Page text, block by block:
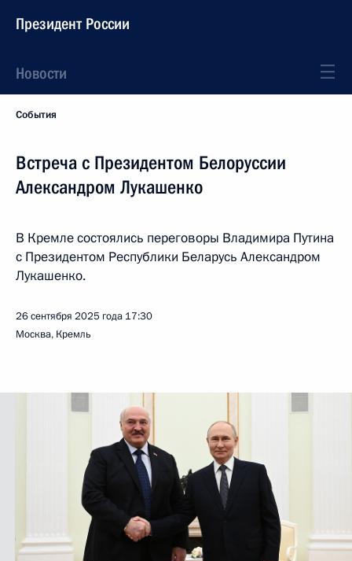
Президент России
Новости
События
Встреча с Президентом Белоруссии
Александром Лукашенко
В Кремле состоялись переговоры Владимира Путина
с Президентом Республики Беларусь Александром
Лукашенко.
26 сентября 2025 года 17:30
Москва, Кремль